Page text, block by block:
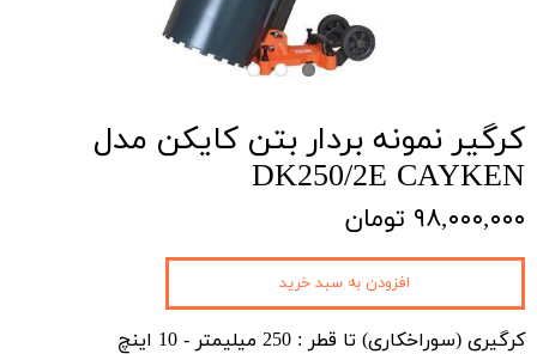
کرگیر نمونه بردار بتن کایکن مدل
DK250/2E CAYKEN
۹۸,۰۰۰,۰۰۰ تومان
کرگیری (سوراخکاری) تا قطر : 250 میلیمتر - 10 اینچ
افزودن به سبد خرید